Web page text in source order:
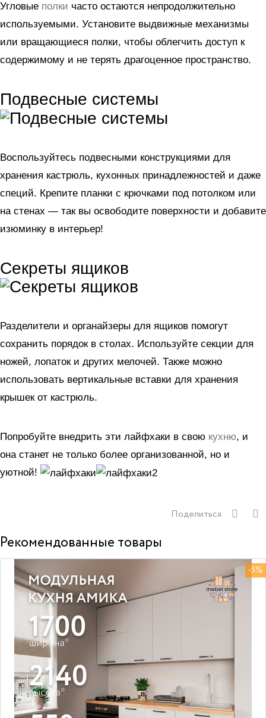
Угловые полки часто остаются непродолжительно
используемыми. Установите выдвижные механизмы
или вращающиеся полки, чтобы облегчить доступ к
содержимому и не терять драгоценное пространство.
Подвесные системы
Воспользуйтесь подвесными конструкциями для
хранения кастрюль, кухонных принадлежностей и даже
специй. Крепите планки с крючками под потолком или
на стенах — так вы освободите поверхности и добавите
изюминку в интерьер!
Секреты ящиков
Разделители и органайзеры для ящиков помогут
сохранить порядок в столах. Используйте секции для
ножей, лопаток и других мелочей. Также можно
использовать вертикальные вставки для хранения
крышек от кастрюль.
Попробуйте внедрить эти лайфхаки в свою кухню, и
она станет не только более организованной, но и
уютной!
Поделиться
Рекомендованные товары
-5%